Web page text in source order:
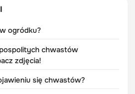
ogródku?
chwastów
zdjęcia!
się chwastów?